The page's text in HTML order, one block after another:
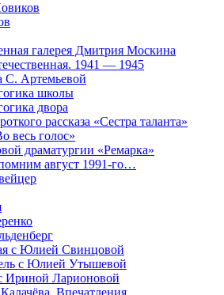
галерея Дмитрия Москина
1941 — 1945
С. Артемьевой
школы
двора
рассказа «Сестра таланта»
весь голос»
драматургии «Ремарка»
август 1991-го…
с Юлией Свинцовой
с Юлией Утышевой
Ириной Ларионовой